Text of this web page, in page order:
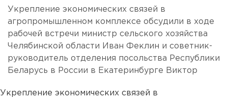
Укрепление экономических связей в
агропромышленном комплексе обсудили в ходе
рабочей встречи министр сельского хозяйства
Челябинской области Иван Феклин и советник-
руководитель отделения посольства Республики
Беларусь в России в Екатеринбурге Виктор
Укрепление экономических связей в